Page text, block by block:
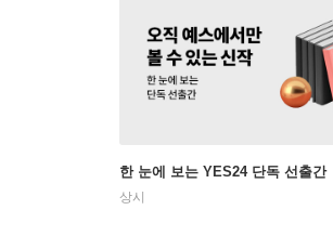
한 눈에 보는 YES24 단독 선출간
상시